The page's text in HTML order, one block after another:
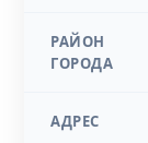
РАЙОН
ГОРОДА
АДРЕС